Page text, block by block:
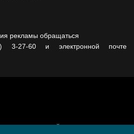
рекламы обращаться
27-60 и электронной почте